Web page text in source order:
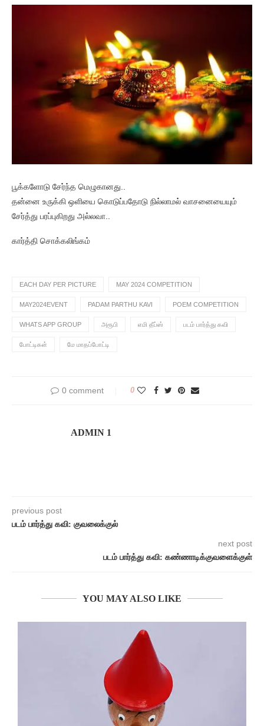
பூக்களோடு சேர்ந்த மெழுகானது..
தன்னை உருக்கி ஒளியை கொடுப்பதோடு நில்லாமல் வாசனையையும்
சேர்த்து பரப்புகிறது அல்லவா..
கார்த்தி சொக்கலிங்கம்
EACH DAY PER PICTURE MAY 2024 COMPETITION
MAY2024EVENT PADAM PARTHU KAVI POEM COMPETITION
WHATS APP GROUP அரூபி எமி தீப்ஸ் படம் பார்த்து கவி
போட்டிகள் மே மாதப்போட்டி
0 comment 0
ADMIN 1
previous post
படம் பார்த்து கவி: குவலைக்குல்
next post
படம் பார்த்து கவி: கண்ணாடிக்குவளைக்குள்
YOU MAY ALSO LIKE